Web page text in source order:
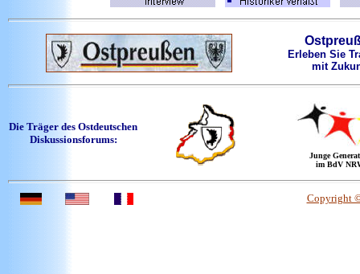
Erleben Sie
mit
Die Träger des Ostdeutschen
Diskussionsforums:
Junge
im BdV
Copyright